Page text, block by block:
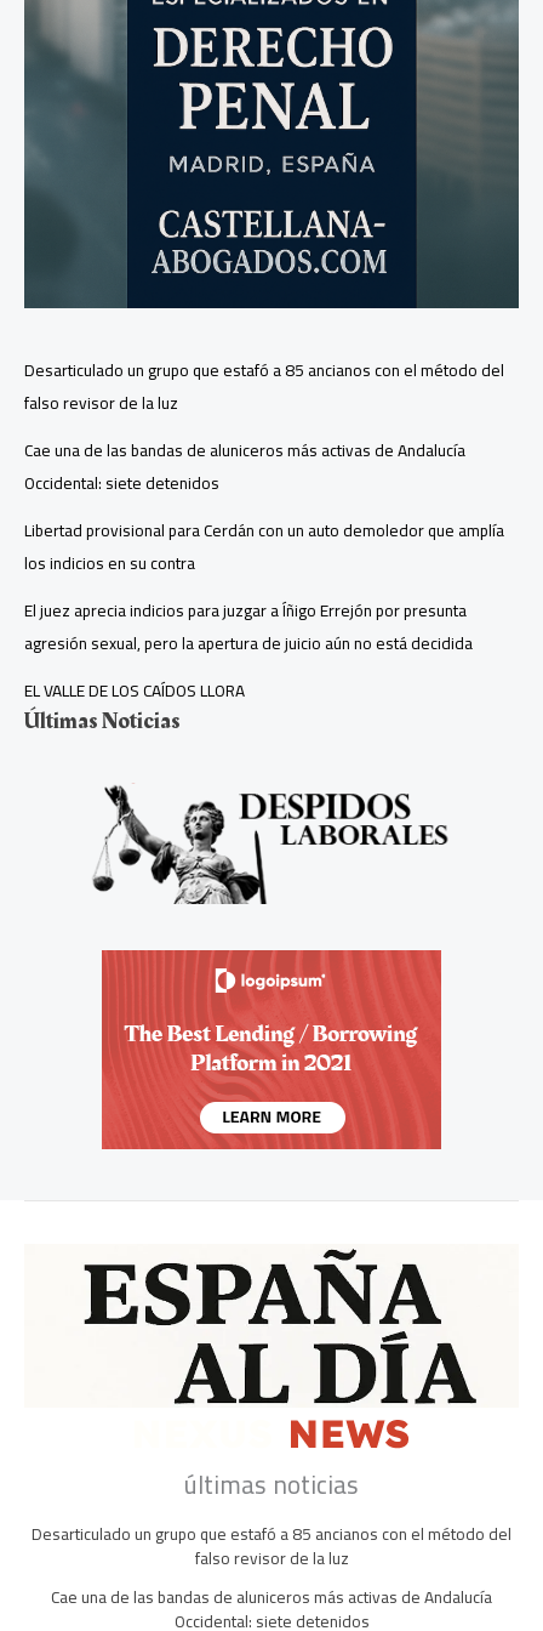
Desarticulado un grupo que estafó a 85 ancianos con el método del
falso revisor de la luz
Cae una de las bandas de aluniceros más activas de Andalucía
Occidental: siete detenidos
Libertad provisional para Cerdán con un auto demoledor que amplía
los indicios en su contra
El juez aprecia indicios para juzgar a Íñigo Errejón por presunta
agresión sexual, pero la apertura de juicio aún no está decidida
EL VALLE DE LOS CAÍDOS LLORA
Últimas Noticias
últimas noticias
Desarticulado un grupo que estafó a 85 ancianos con el método del
falso revisor de la luz
Cae una de las bandas de aluniceros más activas de Andalucía
Occidental: siete detenidos